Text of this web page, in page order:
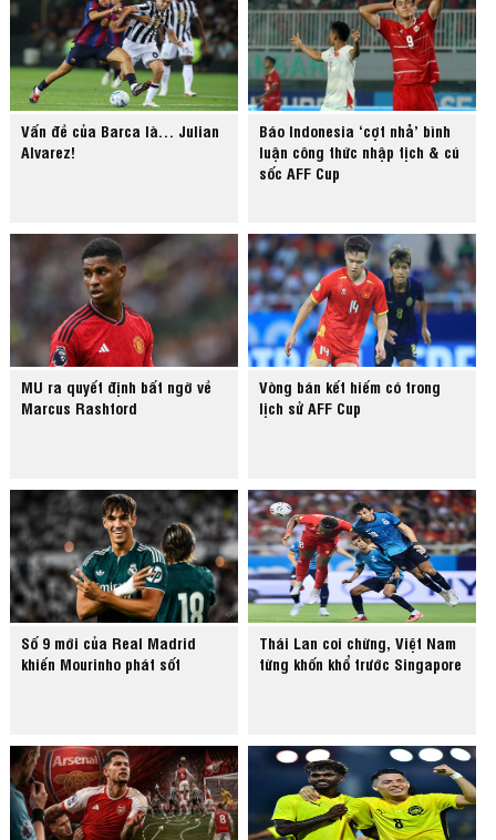
Vấn đề của Barca là… Julian
Alvarez!
Báo Indonesia ‘cợt nhả’ bình
luận công thức nhập tịch & cú
sốc AFF Cup
MU ra quyết định bất ngờ về
Marcus Rashford
Vòng bán kết hiếm có trong
lịch sử AFF Cup
Số 9 mới của Real Madrid
khiến Mourinho phát sốt
Thái Lan coi chừng, Việt Nam
từng khốn khổ trước Singapore